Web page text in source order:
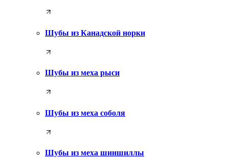
Шубы из Канадской норки
Шубы из меха рыси
Шубы из меха соболя
Шубы из меха шиншиллы